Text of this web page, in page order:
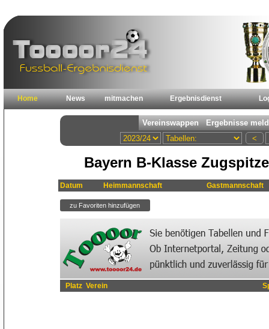
Home News mitmachen Ergebnisdienst
Bayern B-Klasse
Datum Heimmannschaft Gastmannschaft
Platz Verein